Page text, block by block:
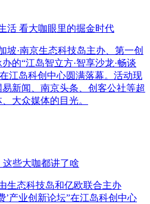
活 看大咖眼里的掘金时代
坡·南京生态科技岛主办、第一创
的“江岛智立方·智享沙龙·畅谈
江岛科创中心圆满落幕。活动现
新闻、南京头条、创客公社等超
大众媒体的目光。
些大咖都讲了啥
生态科技岛和亿欧联合主办
’产业创新论坛”在江岛科创中心